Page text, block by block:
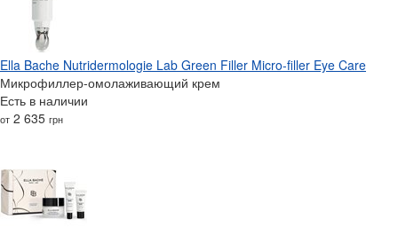
Ella Bache Nutridermologie Lab Green Filler Micro-filler Eye Care
Микрофиллер-омолаживающий крем
Есть в наличии
от 2 635 грн